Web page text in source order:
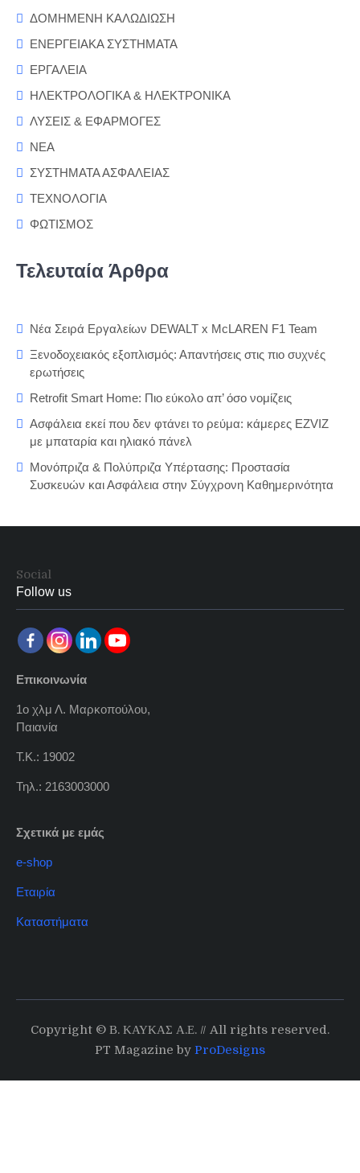
ΔΟΜΗΜΕΝΗ ΚΑΛΩΔΙΩΣΗ
ΕΝΕΡΓΕΙΑΚΑ ΣΥΣΤΗΜΑΤΑ
ΕΡΓΑΛΕΙΑ
ΗΛΕΚΤΡΟΛΟΓΙΚΑ & ΗΛΕΚΤΡΟΝΙΚΑ
ΛΥΣΕΙΣ & ΕΦΑΡΜΟΓΕΣ
ΝΕΑ
ΣΥΣΤΗΜΑΤΑ ΑΣΦΑΛΕΙΑΣ
ΤΕΧΝΟΛΟΓΙΑ
ΦΩΤΙΣΜΟΣ
Τελευταία Άρθρα
Νέα Σειρά Εργαλείων DEWALT x McLAREN F1 Team
Ξενοδοχειακός εξοπλισμός: Απαντήσεις στις πιο συχνές
ερωτήσεις
Retrofit Smart Home: Πιο εύκολο απ’ όσο νομίζεις
Ασφάλεια εκεί που δεν φτάνει το ρεύμα: κάμερες EZVIZ
με μπαταρία και ηλιακό πάνελ
Μονόπριζα & Πολύπριζα Υπέρτασης: Προστασία
Συσκευών και Ασφάλεια στην Σύγχρονη Καθημερινότητα
Social
Follow us
Επικοινωνία
1ο χλμ Λ. Μαρκοπούλου,
Παιανία
Τ.Κ.: 19002
Τηλ.: 2163003000
Σχετικά με εμάς
e-shop
Εταιρία
Καταστήματα
Copyright © Β. ΚΑΥΚΑΣ Α.Ε. // All rights reserved.
PT Magazine by ProDesigns